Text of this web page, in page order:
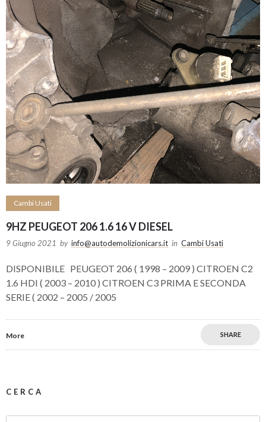
Cambi Usati
9HZ PEUGEOT 206 1.6 16 V DIESEL
9 Giugno 2021 by info@autodemolizionicars.it in Cambi Usati
DISPONIBILE PEUGEOT 206 ( 1998 – 2009 ) CITROEN C2
1.6 HDI ( 2003 – 2010 ) CITROEN C3 PRIMA E SECONDA
SERIE ( 2002 – 2005 / 2005
More SHARE
CERCA